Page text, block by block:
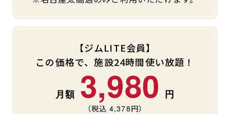
アクセス 店舗情報・サービス
入会方法
JOYFIT YOGA
JOYFIT+ 店舗を探す
【ジムLITE会員】
この価格で、施設24時間使い放題！
3,980
（税込 4,378円）